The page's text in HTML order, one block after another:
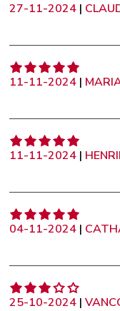
27-11-2024 |
11-11-2024 |
11-11-2024 |
04-11-2024 |
25-10-2024 |